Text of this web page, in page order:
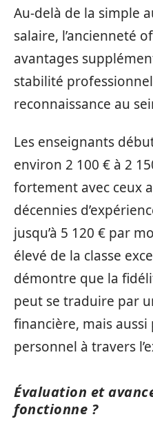
Au-delà de la simple
salaire, l’ancienneté
avantages
stabilité
reconnaissance au
Les enseignants
environ 2 100 € à 2
fortement avec ceux
décennies
jusqu’à 5 120 € par
élevé de la classe
démontre que la
peut se traduire par
financière, mais
personnel à travers
Évaluation et
fonctionne ?